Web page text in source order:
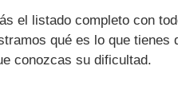
el listado completo con
qué es lo que
conozcas su dificultad.